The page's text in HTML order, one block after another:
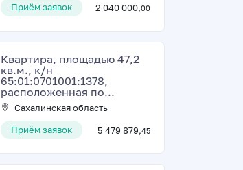
Приём заявок
2 040 000,00
Квартира, площадью 47,2
кв.м., к/н
65:01:0701001:1378,
расположенная по...
Сахалинская область
Приём заявок
5 479 879,45